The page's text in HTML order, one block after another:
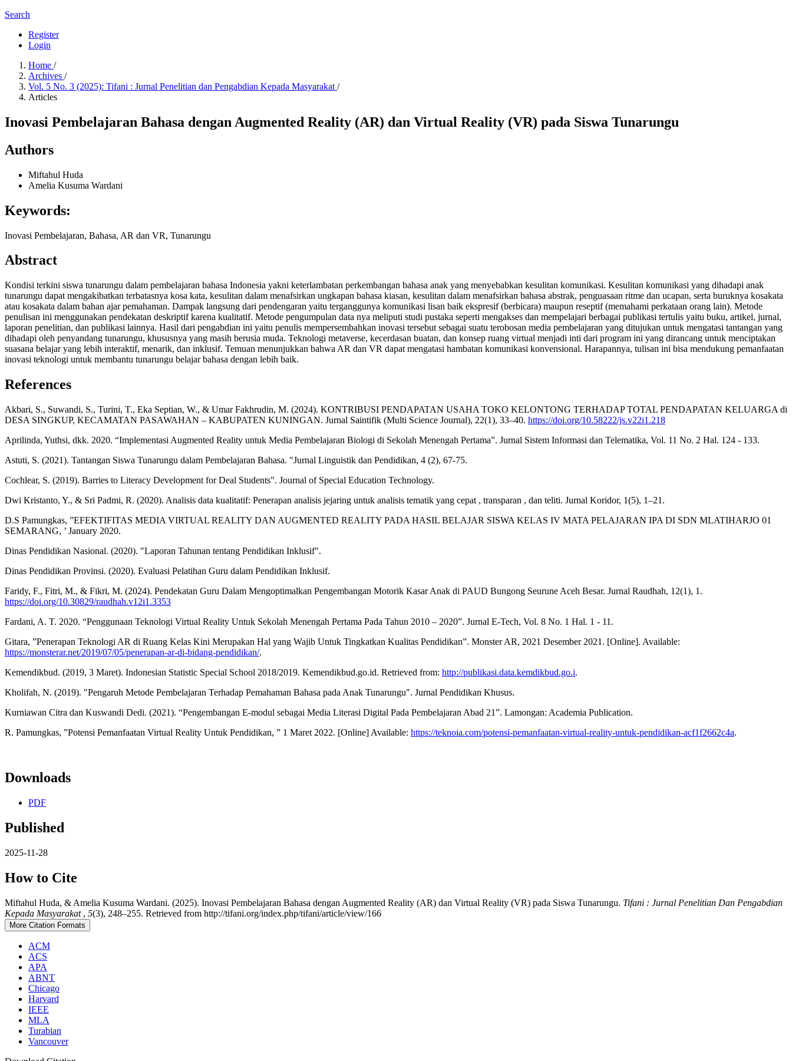
Search
Register
Login
Home /
Archives /
Vol. 5 No. 3 (2025): Tifani : Jurnal Penelitian dan Pengabdian Kepada Masyarakat /
Articles
Inovasi Pembelajaran Bahasa dengan Augmented Reality (AR) dan Virtual Reality (VR) pada Siswa Tunarungu
Authors
Miftahul Huda
Amelia Kusuma Wardani
Keywords:
Inovasi Pembelajaran, Bahasa, AR dan VR, Tunarungu
Abstract
Kondisi terkini siswa tunarungu dalam pembelajaran bahasa Indonesia yakni keterlambatan perkembangan bahasa anak yang menyebabkan kesulitan komunikasi. Kesulitan komunikasi yang dihadapi anak
tunarungu dapat mengakibatkan terbatasnya kosa kata, kesulitan dalam menafsirkan ungkapan bahasa kiasan, kesulitan dalam menafsirkan bahasa abstrak, penguasaan ritme dan ucapan, serta buruknya kosakata
atau kosakata dalam bahan ajar pemahaman. Dampak langsung dari pendengaran yaitu terganggunya komunikasi lisan baik ekspresif (berbicara) maupun reseptif (memahami perkataan orang lain). Metode
penulisan ini menggunakan pendekatan deskriptif karena kualitatif. Metode pengumpulan data nya meliputi studi pustaka seperti mengakses dan mempelajari berbagai publikasi tertulis yaitu buku, artikel, jurnal,
laporan penelitian, dan publikasi lainnya. Hasil dari pengabdian ini yaitu penulis mempersembahkan inovasi tersebut sebagai suatu terobosan media pembelajaran yang ditujukan untuk mengatasi tantangan yang
dihadapi oleh penyandang tunarungu, khususnya yang masih berusia muda. Teknologi metaverse, kecerdasan buatan, dan konsep ruang virtual menjadi inti dari program ini yang dirancang untuk menciptakan
suasana belajar yang lebih interaktif, menarik, dan inklusif. Temuan menunjukkan bahwa AR dan VR dapat mengatasi hambatan komunikasi konvensional. Harapannya, tulisan ini bisa mendukung pemanfaatan
inovasi teknologi untuk membantu tunarungu belajar bahasa dengan lebih baik.
References
Akbari, S., Suwandi, S., Turini, T., Eka Septian, W., & Umar Fakhrudin, M. (2024). KONTRIBUSI PENDAPATAN USAHA TOKO KELONTONG TERHADAP TOTAL PENDAPATAN KELUARGA di
DESA SINGKUP, KECAMATAN PASAWAHAN – KABUPATEN KUNINGAN. Jurnal Saintifik (Multi Science Journal), 22(1), 33–40. https://doi.org/10.58222/js.v22i1.218
Aprilinda, Yuthsi, dkk. 2020. “Implementasi Augmented Reality untuk Media Pembelajaran Biologi di Sekolah Menengah Pertama”. Jurnal Sistem Informasi dan Telematika, Vol. 11 No. 2 Hal. 124 - 133.
Astuti, S. (2021). Tantangan Siswa Tunarungu dalam Pembelajaran Bahasa. "Jurnal Linguistik dan Pendidikan, 4 (2), 67-75.
Cochlear, S. (2019). Barries to Literacy Development for Deal Students". Journal of Special Education Technology.
Dwi Kristanto, Y., & Sri Padmi, R. (2020). Analisis data kualitatif: Penerapan analisis jejaring untuk analisis tematik yang cepat , transparan , dan teliti. Jurnal Koridor, 1(5), 1–21.
D.S Pamungkas, ”EFEKTIFITAS MEDIA VIRTUAL REALITY DAN AUGMENTED REALITY PADA HASIL BELAJAR SISWA KELAS IV MATA PELAJARAN IPA DI SDN MLATIHARJO 01
SEMARANG, ’ January 2020.
Dinas Pendidikan Nasional. (2020). "Laporan Tahunan tentang Pendidikan Inklusif".
Dinas Pendidikan Provinsi. (2020). Evaluasi Pelatihan Guru dalam Pendidikan Inklusif.
Faridy, F., Fitri, M., & Fikri, M. (2024). Pendekatan Guru Dalam Mengoptimalkan Pengembangan Motorik Kasar Anak di PAUD Bungong Seurune Aceh Besar. Jurnal Raudhah, 12(1), 1.
https://doi.org/10.30829/raudhah.v12i1.3353
Fardani, A. T. 2020. “Penggunaan Teknologi Virtual Reality Untuk Sekolah Menengah Pertama Pada Tahun 2010 – 2020”. Jurnal E-Tech, Vol. 8 No. 1 Hal. 1 - 11.
Gitara, ”Penerapan Teknologi AR di Ruang Kelas Kini Merupakan Hal yang Wajib Untuk Tingkatkan Kualitas Pendidikan”. Monster AR, 2021 Desember 2021. [Online]. Available:
https://monsterar.net/2019/07/05/penerapan-ar-di-bidang-pendidikan/.
Kemendikbud. (2019, 3 Maret). Indonesian Statistic Special School 2018/2019. Kemendikbud.go.id. Retrieved from: http://publikasi.data.kemdikbud.go.i.
Kholifah, N. (2019). "Pengaruh Metode Pembelajaran Terhadap Pemahaman Bahasa pada Anak Tunarungu". Jurnal Pendidikan Khusus.
Kurniawan Citra dan Kuswandi Dedi. (2021). “Pengembangan E-modul sebagai Media Literasi Digital Pada Pembelajaran Abad 21”. Lamongan: Academia Publication.
R. Pamungkas, ”Potensi Pemanfaatan Virtual Reality Untuk Pendidikan, ” 1 Maret 2022. [Online] Available: https://teknoia.com/potensi-pemanfaatan-virtual-reality-untuk-pendidikan-acf1f2662c4a.
Downloads
PDF
Published
2025-11-28
How to Cite
Miftahul Huda, & Amelia Kusuma Wardani. (2025). Inovasi Pembelajaran Bahasa dengan Augmented Reality (AR) dan Virtual Reality (VR) pada Siswa Tunarungu. Tifani : Jurnal Penelitian Dan Pengabdian
Kepada Masyarakat , 5(3), 248–255. Retrieved from http://tifani.org/index.php/tifani/article/view/166
More Citation Formats
ACM
ACS
APA
ABNT
Chicago
Harvard
IEEE
MLA
Turabian
Vancouver